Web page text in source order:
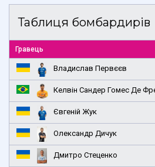
Таблиця бомбардирів
Гравець
Владислав Первєєв
Келвін Сандер Гомес Де
Євгеній Жук
Олександр Дичук
Дмитро Стеценко